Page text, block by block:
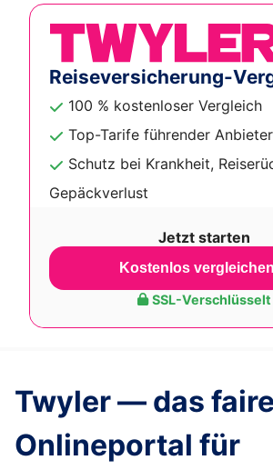
Reiseversicherung-
100 % kostenloser Vergleich
Top-Tarife führender Anbieter
Schutz bei Krankheit,
Gepäckverlust
Jetzt starten
Kostenlos vergleichen
SSL-Verschlüsselt
Twyler — das faire
Onlineportal für